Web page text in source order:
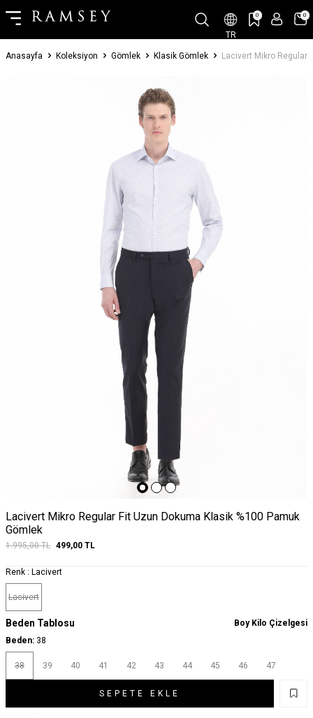
TR
0 0
Anasayfa Koleksiyon Gömlek Klasik Gömlek Lacivert Mikro Regular
Lacivert Mikro Regular Fit Uzun Dokuma Klasik %100 Pamuk
Gömlek
1.995,00TL 499,00 TL
Renk : Lacivert
Lacivert
Beden Tablosu
Boy Kilo Çizelgesi
Beden: 38
38 39 40 41 42 43 44 45 46 47
SEPETE EKLE